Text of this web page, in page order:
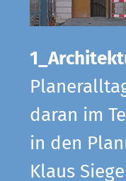
daran im
in den
Klaus